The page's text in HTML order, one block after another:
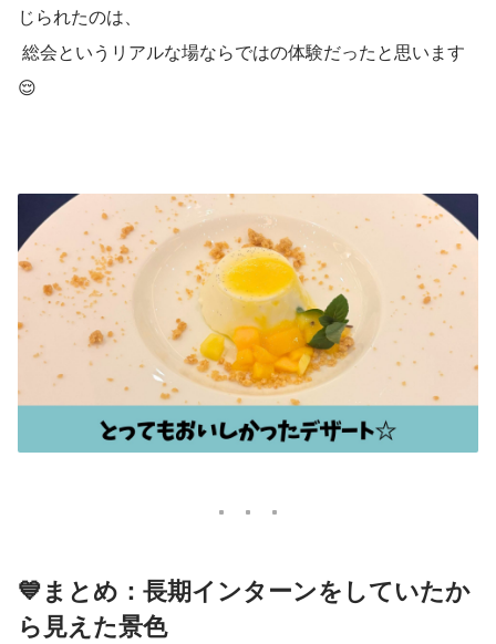
じられたのは、
😌
💙まとめ：長期インターンをしていたか
ら見えた景色